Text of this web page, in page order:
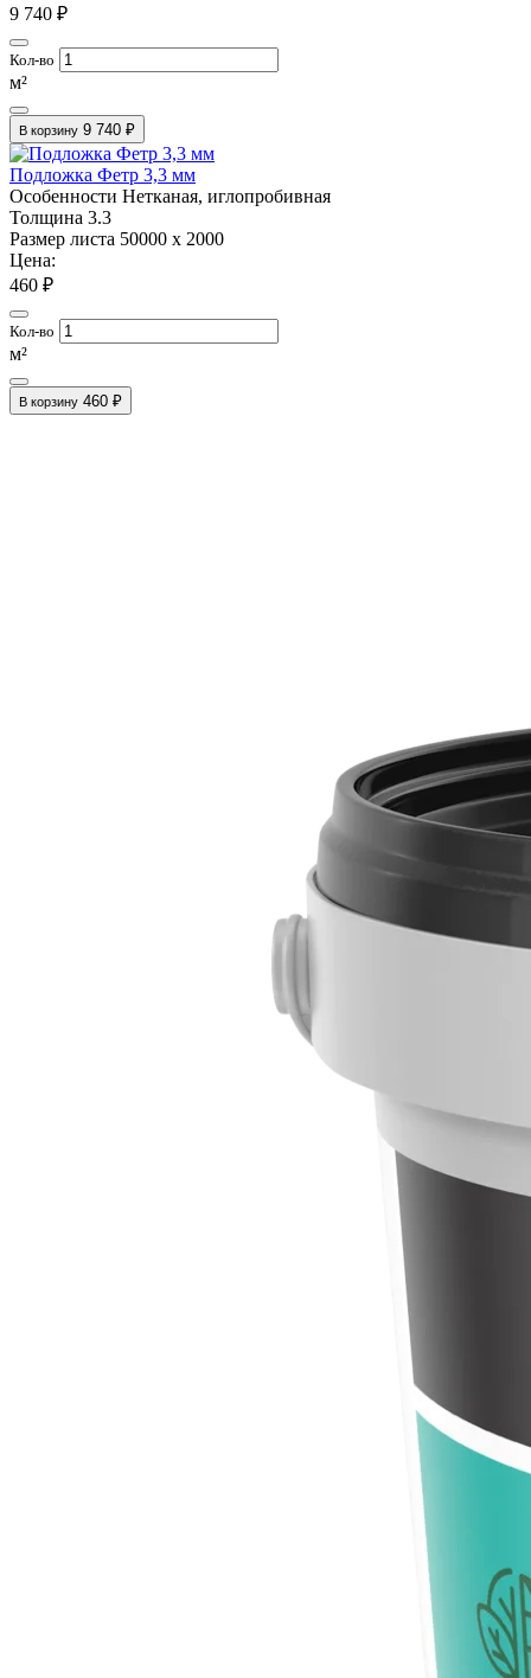
9 740 ₽
Кол-во
м²
В корзину 9 740 ₽
Подложка Фетр 3,3 мм
Особенности Нетканая, иглопробивная
Толщина 3.3
Размер листа 50000 х 2000
Цена:
460 ₽
Кол-во
м²
В корзину 460 ₽